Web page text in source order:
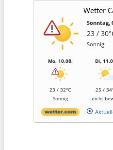
Wetter
Sonntag,
23 /
Sonnig
Mo, 10.08.
23 / 32°C
Sonnig
Di,
25 /
Leicht